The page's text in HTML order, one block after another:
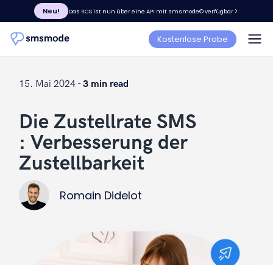
Neu! Das RCS ist nun über eine API mit smsmode© verfügbar
Kostenlose Probe
15. Mai 2024 -3 min read
Die Zustellrate SMS
: Verbesserung der
Zustellbarkeit
Romain Didelot